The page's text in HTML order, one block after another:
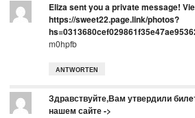
Eliza sent you a private message!
https://sweet22.page.link/photos?
m0hpfb
ANTWORTEN
Здравствуйте,Вам утвердили
нашем сайте ->